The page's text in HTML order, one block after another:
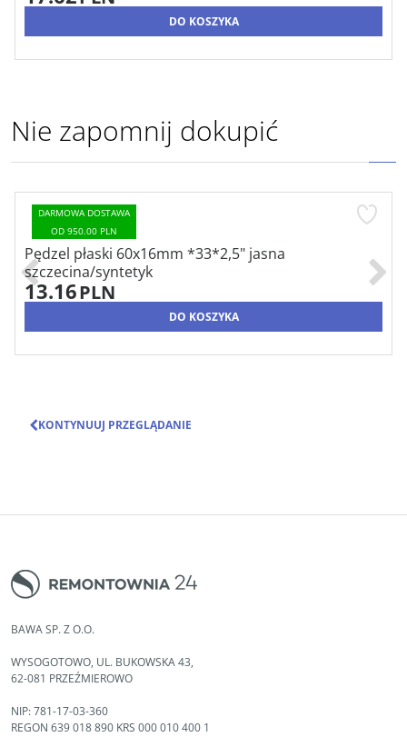
DO KOSZYKA
Nie zapomnij dokupić
DARMOWA DOSTAWA
OD 950.00 PLN
Pędzel płaski 60x16mm *33*2,5" jasna
szczecina/syntetyk
13.16PLN
DO KOSZYKA
KONTYNUUJ PRZEGLĄDANIE
BAWA SP. Z O.O.
WYSOGOTOWO, UL. BUKOWSKA 43,
62-081 PRZEŹMIEROWO
NIP: 781-17-03-360
REGON 639 018 890 KRS 000 010 400 1